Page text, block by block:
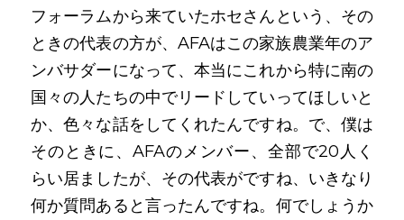
フォーラムから来ていたホセさんという、その
ときの代表の方が、AFAはこの家族農業年のア
ンバサダーになって、本当にこれから特に南の
国々の人たちの中でリードしていってほしいと
か、色々な話をしてくれたんですね。で、僕は
そのときに、AFAのメンバー、全部で20人く
らい居ましたが、その代表がですね、いきなり
何か質問あると言ったんですね。何でしょうか